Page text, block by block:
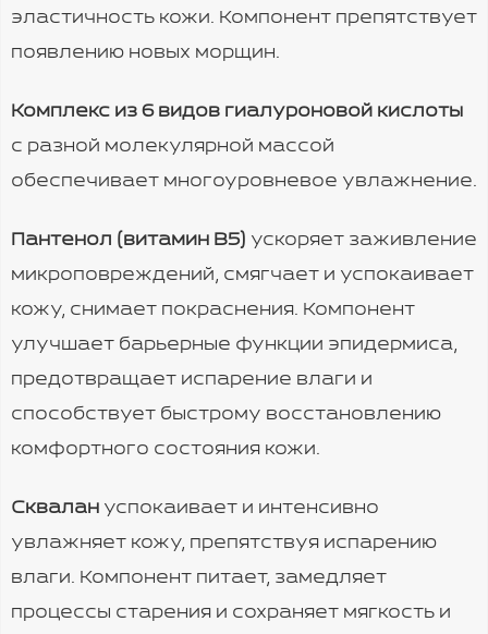
эластичность кожи. Компонент препятствует
появлению новых морщин.
Комплекс из 6 видов гиалуроновой кислоты
с разной молекулярной массой
обеспечивает многоуровневое увлажнение.
Пантенол (витамин B5) ускоряет заживление
микроповреждений, смягчает и успокаивает
кожу, снимает покраснения. Компонент
улучшает барьерные функции эпидермиса,
предотвращает испарение влаги и
способствует быстрому восстановлению
комфортного состояния кожи.
Сквалан успокаивает и интенсивно
увлажняет кожу, препятствуя испарению
влаги. Компонент питает, замедляет
процессы старения и сохраняет мягкость и